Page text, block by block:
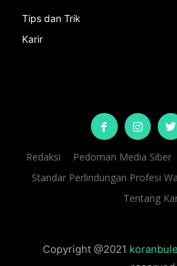
Tips dan Trik
Karir
Redaksi Pedoman Media Siber
Standar Perlindungan Profesi
Tentang
Copyright @2021